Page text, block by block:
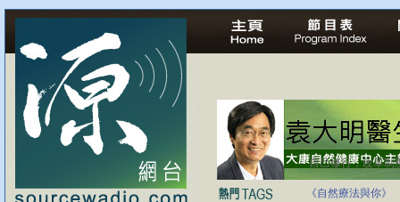
自己修行，改革制
《自然療法與你》